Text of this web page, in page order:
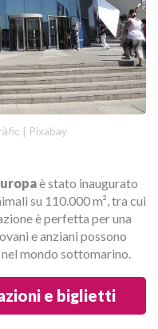
| Pixabay
è stato inaugurato
su 110.000 m², tra cui
è perfetta per una
e anziani possono
mondo sottomarino.
e biglietti